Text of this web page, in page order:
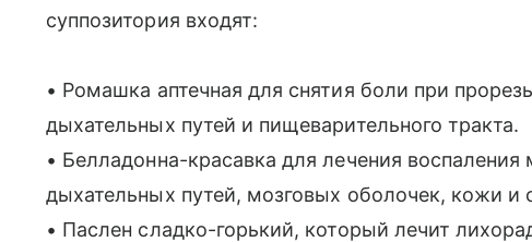
суппозитория входят:
• Ромашка аптечная для снятия боли при
дыхательных путей и пищеварительного тракта.
• Белладонна-красавка для лечения
дыхательных путей, мозговых оболочек, кожи и
• Паслен сладко-горький, который лечит